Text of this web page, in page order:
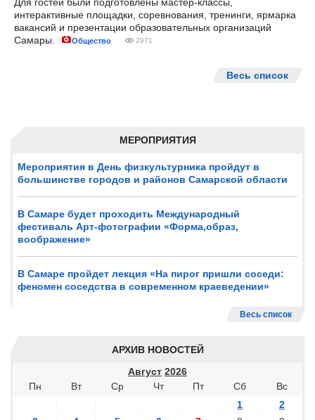
МЕРОПРИЯТИЯ
Мероприятия в День физкультурника пройдут в
большинстве городов и районов Самарской области
В Самаре будет проходить Международный
фестиваль Арт-фотографии «Форма,образ,
воображение»
В Самаре пройдет лекция «На пирог пришли соседи:
феномен соседства в современном краеведении»
Весь список
АРХИВ НОВОСТЕЙ
Август 2026
Пн
Вт Ср Чт Пт Сб
Вс
1
2
интерактивные площадки, соревнования, тренинги, ярмарка
вакансий и презентации образовательных организаций
Самары.
Общество 2971
Весь список